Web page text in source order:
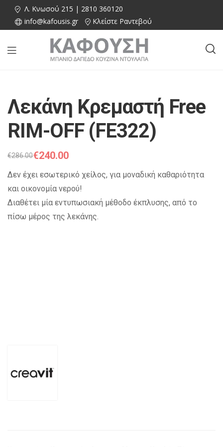
Λ. Κνωσού 215 | 2810 360120
info@kafousis.gr
Κλείστε Ραντεβού
Λεκάνη Κρεμαστή Free
RIM-OFF (FE322)
€286.00€240.00
Δεν έχει εσωτερικό χείλος, για μοναδική καθαριότητα
και οικονομία νερού!
Διαθέτει μία εντυπωσιακή μέθοδο έκπλυσης, από το
πίσω μέρος της λεκάνης.